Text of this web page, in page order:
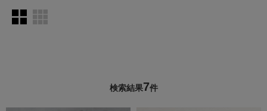
検索結果7件